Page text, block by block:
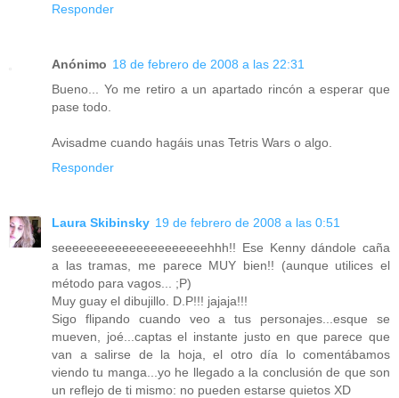
Responder
Anónimo 18 de febrero de 2008 a las 22:31
Bueno... Yo me retiro a un apartado rincón a esperar que
pase todo.
Avisadme cuando hagáis unas Tetris Wars o algo.
Responder
Laura Skibinsky 19 de febrero de 2008 a las 0:51
seeeeeeeeeeeeeeeeeeeeehhh!! Ese Kenny dándole caña
a las tramas, me parece MUY bien!! (aunque utilices el
método para vagos... ;P)
Muy guay el dibujillo. D.P!!! jajaja!!!
Sigo flipando cuando veo a tus personajes...esque se
mueven, joé...captas el instante justo en que parece que
van a salirse de la hoja, el otro día lo comentábamos
viendo tu manga...yo he llegado a la conclusión de que son
un reflejo de ti mismo: no pueden estarse quietos XD